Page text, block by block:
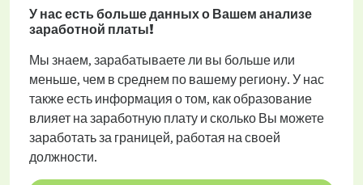
У нас есть больше данных о Вашем анализе
заработной платы!
Мы знаем, зарабатываете ли вы больше или
меньше, чем в среднем по вашему региону. У нас
также есть информация о том, как образование
влияет на заработную плату и сколько Вы можете
заработать за границей, работая на своей
должности.